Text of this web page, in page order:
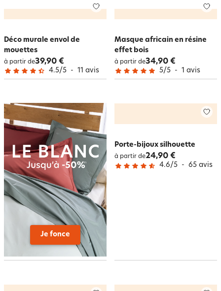
Déco murale envol de
mouettes
à partir de39,90 €
4.5/5 - 11 avis
Masque africain en résine
effet bois
à partir de34,90 €
5/5 - 1 avis
Porte-bijoux silhouette
à partir de24,90 €
4.6/5 - 65 avis
Je fonce